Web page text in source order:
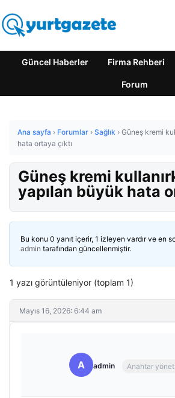
Güncel Haberler Firma Rehberi
Forum
Ana sayfa › Forumlar › Sağlık › Güneş kremi
hata ortaya çıktı
Güneş kremi
yapılan büyük hata
Bu konu 0 yanıt içerir, 1 izleyen vardır ve en
admin tarafından güncellenmiştir.
1 yazı görüntüleniyor (toplam 1)
Mayıs 16, 2026: 6:44 am
A admin Anahtar